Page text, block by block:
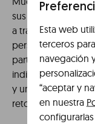
sus casas puesto
a través de la
perspectiva única
participantes
indispensable
y un buen nivel de
reto que sea viable
Esta web
terceros
navegación
“aceptar y
en nuestra